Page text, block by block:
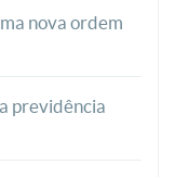
nova ordem
previdência